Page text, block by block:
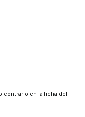
contrario en la ficha del